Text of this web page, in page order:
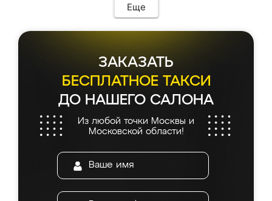
Еще
ЗАКАЗАТЬ
БЕСПЛАТНОЕ ТАКСИ
ДО НАШЕГО САЛОНА
Из любой точки Москвы и
Московской области!